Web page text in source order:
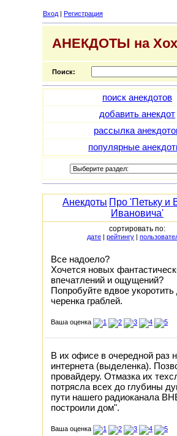
Вход | Регистрация
АНЕКДОТЫ на
Поиск:
поиск анекдотов
добавить анекдот
рассылка
популярные
Анекдоты Про 'Петьку и
Ивановича'
сортировать по:
дате | рейтингу |
Все надоело?
Хочется новых
впечатлений и ощущений?
Попробуйте вдвое
черенка граблей.
Ваша оценка
В их офисе в очередной раз
интернета (выделенка).
провайдеру. Отмазка их
потрясла всех до глубины
пути нашего радиоканала
построили дом".
Ваша оценка